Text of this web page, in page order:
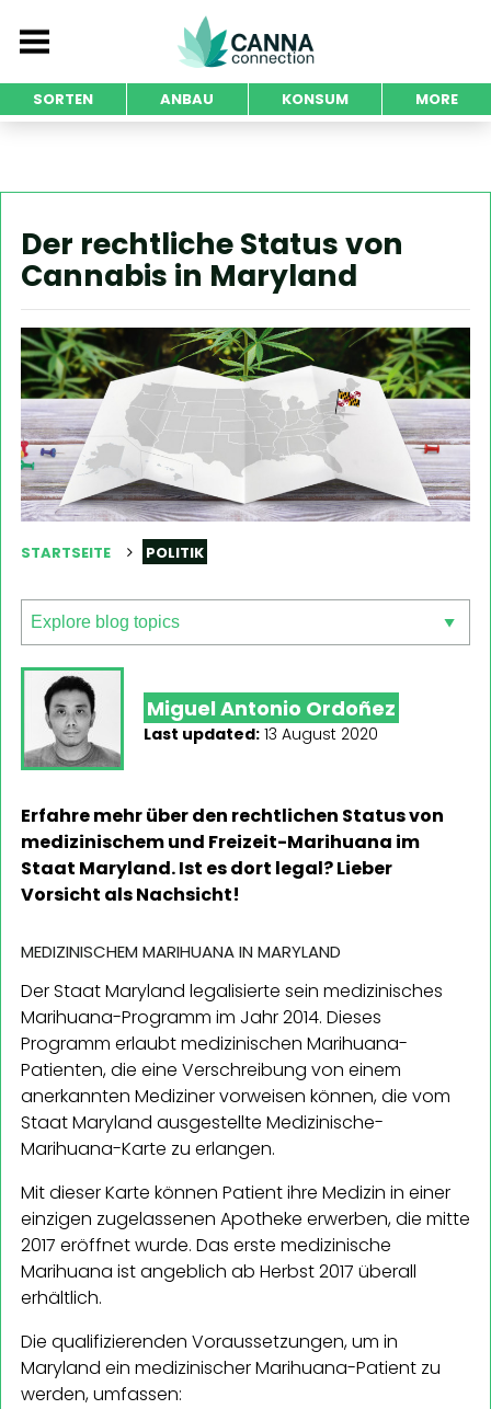
SORTEN ANBAU KONSUM MORE
Der rechtliche Status von
Cannabis in Maryland
STARTSEITE POLITIK
Miguel Antonio Ordoñez
Last updated: 13 August 2020
Erfahre mehr über den rechtlichen Status von
medizinischem und Freizeit-Marihuana im
Staat Maryland. Ist es dort legal? Lieber
Vorsicht als Nachsicht!
MEDIZINISCHEM MARIHUANA IN MARYLAND
Der Staat Maryland legalisierte sein medizinisches
Marihuana-Programm im Jahr 2014. Dieses
Programm erlaubt medizinischen Marihuana-
Patienten, die eine Verschreibung von einem
anerkannten Mediziner vorweisen können, die vom
Staat Maryland ausgestellte Medizinische-
Marihuana-Karte zu erlangen.
Mit dieser Karte können Patient ihre Medizin in einer
einzigen zugelassenen Apotheke erwerben, die mitte
2017 eröffnet wurde. Das erste medizinische
Marihuana ist angeblich ab Herbst 2017 überall
erhältlich.
Die qualifizierenden Voraussetzungen, um in
Maryland ein medizinischer Marihuana-Patient zu
werden, umfassen: